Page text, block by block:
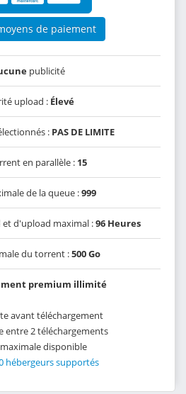
de paiement
publicité
upload : Élevé
: PAS DE LIMITE
en parallèle : 15
de la queue :999
d'upload maximal :96 Heures
du torrent :500 Go
premium illimité
avant téléchargement
entre 2 téléchargements
disponible
hébergeurs supportés